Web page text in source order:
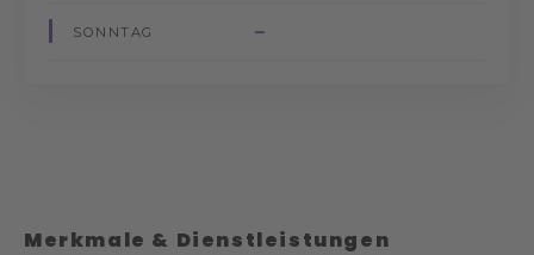
SONNTAG –
Merkmale & Dienstleistungen